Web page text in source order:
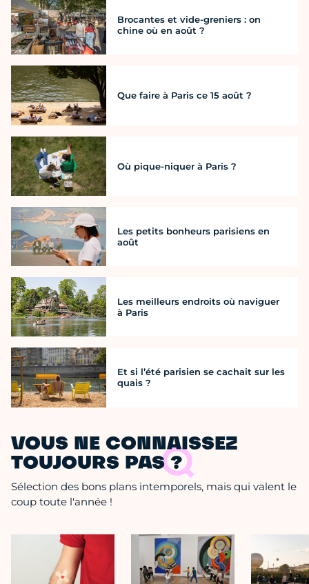
Brocantes et vide-greniers : on
chine où en août ?
Que faire à Paris ce 15 août ?
Où pique-niquer à Paris ?
Les petits bonheurs parisiens en
août
Les meilleurs endroits où naviguer
à Paris
Et si l’été parisien se cachait sur les
quais ?
VOUS NE CONNAISSEZ
TOUJOURS PAS ?
Sélection des bons plans intemporels, mais qui valent le
coup toute l'année !